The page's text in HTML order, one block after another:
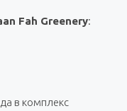
Fah Greenery:
в комплекс